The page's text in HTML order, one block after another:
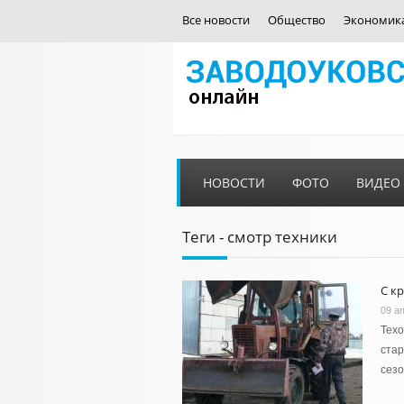
Все новости Общество
НОВОСТИ ФОТО ВИДЕО
Теги - смотр техники
С
09